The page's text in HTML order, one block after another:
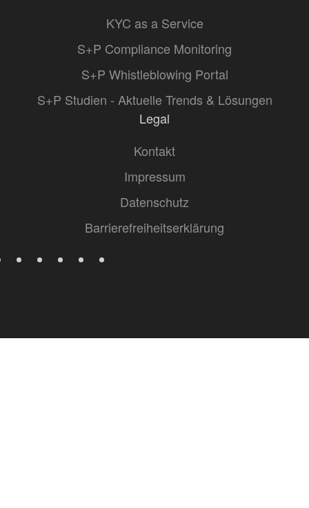
KYC as a Service
S+P Compliance Monitoring
S+P Whistleblowing Portal
S+P Studien - Aktuelle Trends & Lösungen
Legal
Kontakt
Impressum
Datenschutz
Barrierefreiheitserklärung